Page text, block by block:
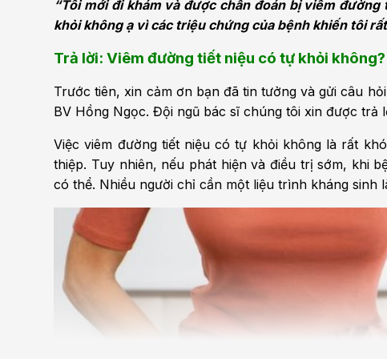
Bệnh
Thẩm mỹ
Tiêu hóa - Gan - Mật
Nội Tiết
Cấp cứu - Hồi sức tích
cực
Ung bướu
Thận -
Vật lý trị
Chấn
“Tôi mới đi khám và được chẩn đoán bị viêm
khỏi không ạ vì các triệu chứng của bệnh khiến tôi
Trả lời: Viêm đường tiết niệu có tự khỏi không?
Trước tiên, xin cảm ơn bạn đã tin tưởng và gửi câu
BV Hồng Ngọc. Đội ngũ bác sĩ chúng tôi xin được trả
Việc viêm đường tiết niệu có tự khỏi không là rất
thiệp. Tuy nhiên, nếu phát hiện và điều trị sớm, khi
có thể. Nhiều người chỉ cần một liệu trình kháng sinh